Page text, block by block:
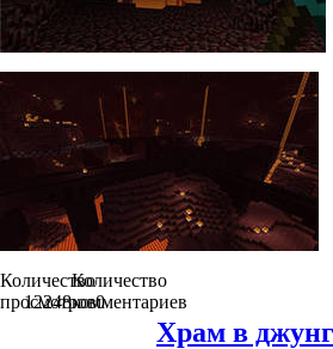
Количество
просмотров
12248
Количество
комментариев
0
Храм в